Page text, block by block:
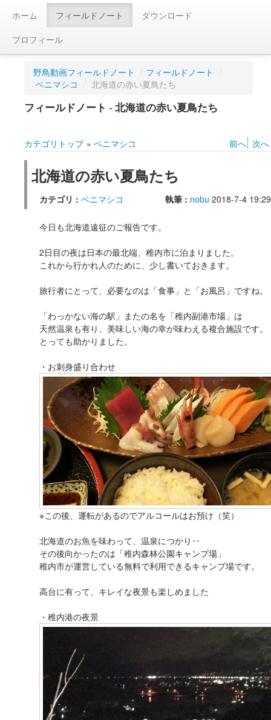
ホーム フィールドノート
ダウンロード
プロフィール
野鳥動画フィールドノート / フィールドノート /
ベニマシコ / 北海道の赤い夏鳥たち
フィールドノート - 北海道の赤い夏鳥たち
カテゴリトップ »ベニマシコ 前へ 次へ
北海道の赤い夏鳥たち
カテゴリ : ベニマシコ 執筆 : nobu 2018-7-4 19:29
今日も北海道遠征のご報告です。
2日目の夜は日本の最北端、稚内市に泊まりました。
これから行かれ人のために、少し書いておきます。
旅行者にとって、必要なのは「食事」と「お風呂」ですね。
「わっかない海の駅」またの名を「稚内副港市場」は
天然温泉も有り、美味しい海の幸が味わえる複合施設です。
とっても助かりました。
・お刺身盛り合わせ
※この後、運転があるのでアルコールはお預け（笑）
北海道のお魚を味わって、温泉につかり‥
その後向かったのは「稚内森林公園キャンプ場」
稚内市が運営している無料で利用できるキャンプ場です。
高台に有って、キレイな夜景も楽しめました
・稚内港の夜景